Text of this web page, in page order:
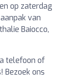
op zaterdag
van
Baiocco,
telefoon of
Bezoek ons